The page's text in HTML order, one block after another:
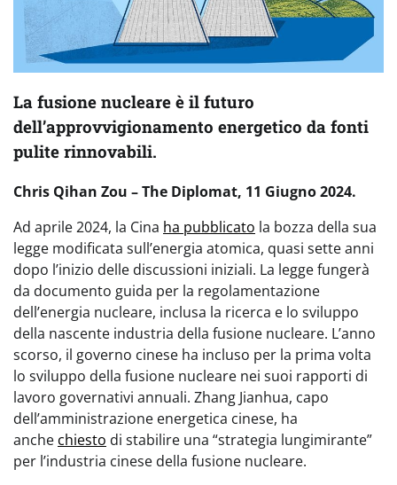
La fusione nucleare è il futuro
dell’approvvigionamento energetico da fonti
pulite rinnovabili.
Chris Qihan Zou – The Diplomat, 11 Giugno 2024.
Ad aprile 2024, la Cina ha pubblicato la bozza della sua
legge modificata sull’energia atomica, quasi sette anni
dopo l’inizio delle discussioni iniziali. La legge fungerà
da documento guida per la regolamentazione
dell’energia nucleare, inclusa la ricerca e lo sviluppo
della nascente industria della fusione nucleare. L’anno
scorso, il governo cinese ha incluso per la prima volta
lo sviluppo della fusione nucleare nei suoi rapporti di
lavoro governativi annuali. Zhang Jianhua, capo
dell’amministrazione energetica cinese, ha
anche chiesto di stabilire una “strategia lungimirante”
per l’industria cinese della fusione nucleare.